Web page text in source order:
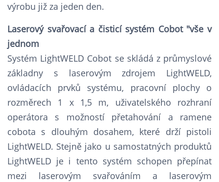
výrobu již za jeden den.
Laserový svařovací a čisticí systém Cobot "vše v
jednom
Systém LightWELD Cobot se skládá z průmyslové
základny s laserovým zdrojem LightWELD,
ovládacích prvků systému, pracovní plochy o
rozměrech 1 x 1,5 m, uživatelského rozhraní
operátora s možností přetahování a ramene
cobota s dlouhým dosahem, které drží pistoli
LightWELD. Stejně jako u samostatných produktů
LightWELD je i tento systém schopen přepínat
mezi laserovým svařováním a laserovým